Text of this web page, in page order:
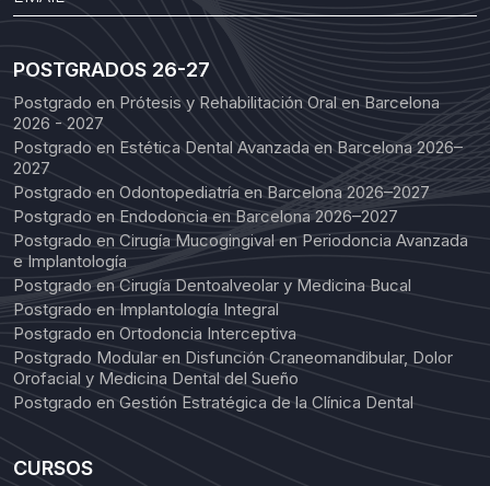
POSTGRADOS 26-27
Postgrado en Prótesis y Rehabilitación Oral en Barcelona
2026 - 2027
Postgrado en Estética Dental Avanzada en Barcelona 2026–
2027
Postgrado en Odontopediatría en Barcelona 2026–2027
Postgrado en Endodoncia en Barcelona 2026–2027
Postgrado en Cirugía Mucogingival en Periodoncia Avanzada
e Implantología
Postgrado en Cirugía Dentoalveolar y Medicina Bucal
Postgrado en Implantología Integral
Postgrado en Ortodoncia Interceptiva
Postgrado Modular en Disfunción Craneomandibular, Dolor
Orofacial y Medicina Dental del Sueño
Postgrado en Gestión Estratégica de la Clínica Dental
CURSOS